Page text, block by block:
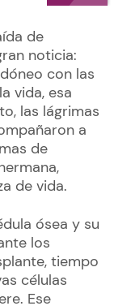
de
noticia:
con las
vida, esa
las lágrimas
a
de
de vida.
ósea y su
los
tiempo
células
Ese